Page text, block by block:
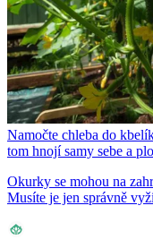
Namočte chleba do
tom hnojí samy sebe a
Okurky se mohou na
Musíte je jen správně